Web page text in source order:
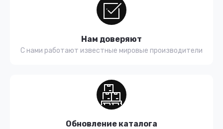
Нам доверяют
С нами работают известные мировые производители
Обновление каталога